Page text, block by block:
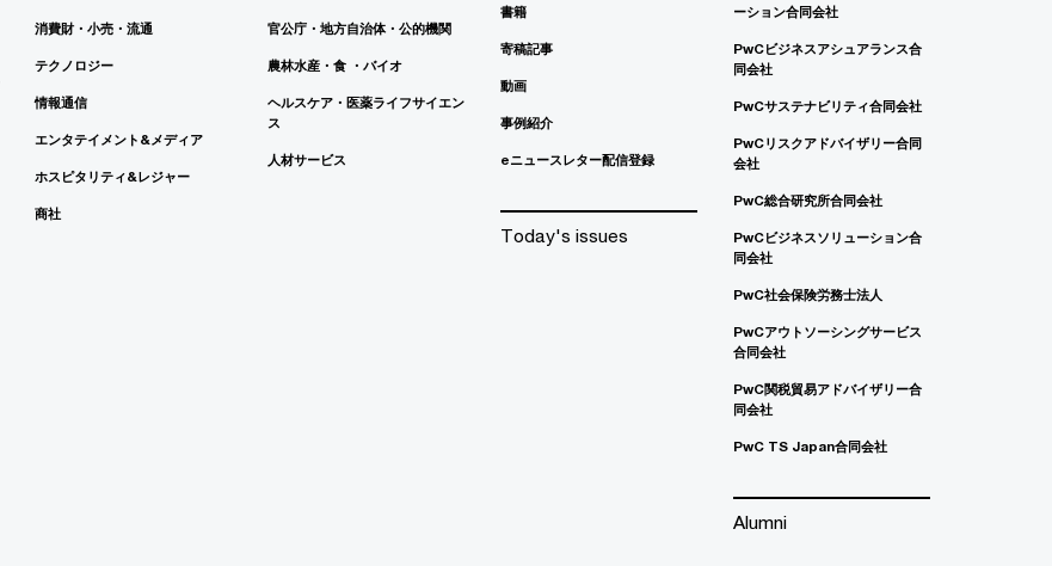
消費財・小売・流通
テクノロジー
情報通信
エンタテイメント&メディア
ホスピタリティ&レジャー
商社
官公庁・地方自治体・公的機関
農林水産・食 ・バイオ
ヘルスケア・医薬ライフサイエン
ス
人材サービス
書籍
寄稿記事
動画
事例紹介
eニュースレター配信登録
Today's issues
ーション合同会社
PwCビジネスアシュアランス合
同会社
PwCサステナビリティ合同会社
PwCリスクアドバイザリー合同
会社
PwC総合研究所合同会社
PwCビジネスソリューション合
同会社
PwC社会保険労務士法人
PwCアウトソーシングサービス
合同会社
PwC関税貿易アドバイザリー合
同会社
PwC TS Japan合同会社
Alumni